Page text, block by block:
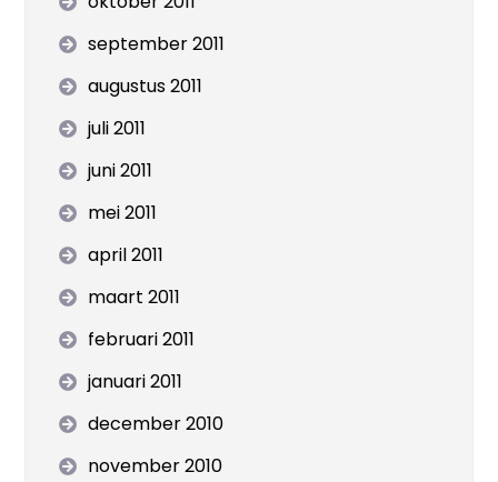
september 2011
augustus 2011
juli 2011
juni 2011
mei 2011
april 2011
maart 2011
februari 2011
januari 2011
december 2010
november 2010